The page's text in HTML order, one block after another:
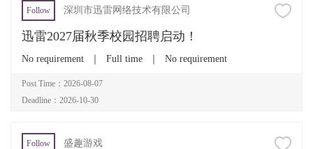
Follow 深圳市迅雷网络技术有限公司
迅雷2027届秋季校园招聘启动！
No requirement Full time No requirement
Post Time：2026-08-07
Deadline：2026-10-30
Follow 盛趣游戏